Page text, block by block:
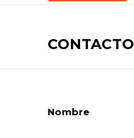
CONTACTO
Nombre